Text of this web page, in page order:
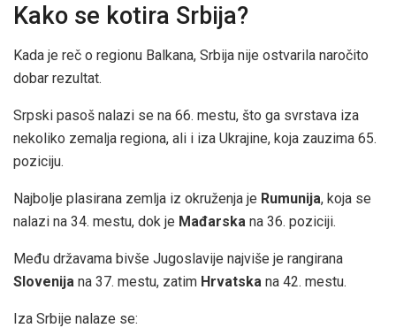
Kako se kotira Srbija?
Kada je reč o regionu Balkana, Srbija nije ostvarila naročito
dobar rezultat.
Srpski pasoš nalazi se na 66. mestu, što ga svrstava iza
nekoliko zemalja regiona, ali i iza Ukrajine, koja zauzima 65.
poziciju.
Najbolje plasirana zemlja iz okruženja je Rumunija, koja se
nalazi na 34. mestu, dok je Mađarska na 36. poziciji.
Među državama bivše Jugoslavije najviše je rangirana
Slovenija na 37. mestu, zatim Hrvatska na 42. mestu.
Iza Srbije nalaze se: